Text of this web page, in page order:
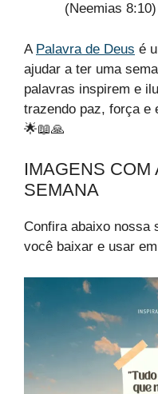
(Neemias
A Palavra de Deus é
ajudar a ter uma
palavras inspirem e
trazendo paz, força e
🌟📖🙏
IMAGENS COM
SEMANA
Confira abaixo nossa
você baixar e usar